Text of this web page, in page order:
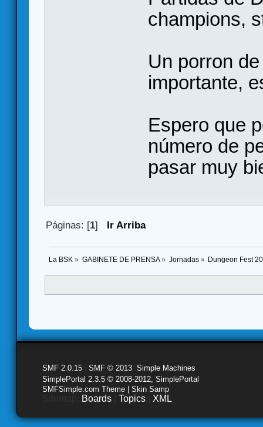
champions,
Un porron
importante,
Espero que
número de
pasar muy
Páginas: [1] Ir Arriba
La BSK » GABINETE DE PRENSA» Jornadas» Dungeon Fest
SMF 2.0.15 SMF © 2013 Simple Machines
SimplePortal 2.3.5 © 2008-2012, SimplePortal
SMFSimple.com Theme | Skin Samp
Boards Topics XML